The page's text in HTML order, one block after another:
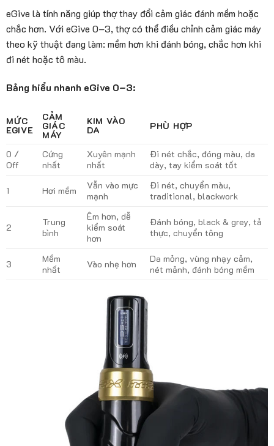
eGive là tính năng giúp thợ thay đổi cảm giác đánh mềm hoặc
chắc hơn. Với eGive 0–3, thợ có thể điều chỉnh cảm giác máy
theo kỹ thuật đang làm: mềm hơn khi đánh bóng, chắc hơn khi
đi nét hoặc tô màu.
Bảng hiểu nhanh eGive 0–3:
MỨC
EGIVE
CẢM
GIÁC
MÁY
KIM VÀO
DA PHÙ HỢP
0 /
Off
Cứng
nhất
Xuyên mạnh
nhất
Đi nét chắc, đóng màu, da
dày, tay kiểm soát tốt
1 Hơi mềm
Vẫn vào mực
mạnh
Đi nét, chuyển màu,
traditional, blackwork
2
Trung
bình
Êm hơn, dễ
kiểm soát
hơn
Đánh bóng, black & grey, tả
thực, chuyển tông
3
Mềm
nhất
Vào nhẹ hơn
Da mỏng, vùng nhạy cảm,
nét mảnh, đánh bóng mềm